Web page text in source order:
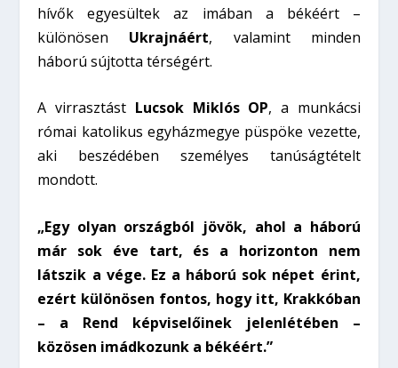
hívők egyesültek az imában a békéért –
különösen Ukrajnáért, valamint minden
háború sújtotta térségért.
A virrasztást Lucsok Miklós OP, a munkácsi
római katolikus egyházmegye püspöke vezette,
aki beszédében személyes tanúságtételt
mondott.
„Egy olyan országból jövök, ahol a háború
már sok éve tart, és a horizonton nem
látszik a vége. Ez a háború sok népet érint,
ezért különösen fontos, hogy itt, Krakkóban
– a Rend képviselőinek jelenlétében –
közösen imádkozunk a békéért.”